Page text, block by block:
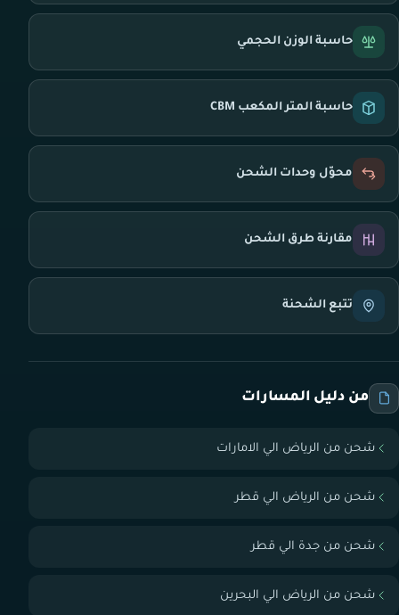
حاسبة الوزن الحجمي
حاسبة المتر المكعب CBM
محوّل وحدات الشحن
مقارنة طرق الشحن
تتبع الشحنة
من دليل المسارات
شحن من الرياض الي الامارات
شحن من الرياض الي قطر
شحن من جدة الي قطر
شحن من الرياض الي البحرين